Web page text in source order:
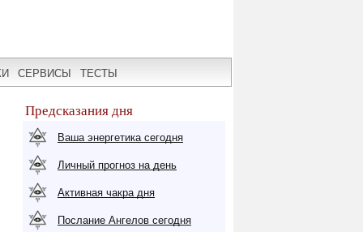
СЕРВИСЫ ТЕСТЫ
Предсказания дня
Ваша энергетика сегодня
Личный прогноз на день
Активная чакра дня
Послание Ангелов сегодня